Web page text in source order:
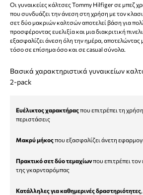
Οι γυναικείες κάλτσες Tommy Hilfiger σε μπεζ
που συνδυάζει την άνεση στη χρήση με τον
σετ δύο μακριών καλτσών αποτελεί βάση για
προσφέροντας ευελιξία και μια διακριτική
εξασφαλίζει άνεση όλη την ημέρα, αποτελώντας
τόσο σε επίσημα όσο και σε casual σύνολα.
Βασικά χαρακτηριστικά γυναικείων
2-pack
Ευέλικτος χαρακτήραςπου επιτρέπει τη
περιστάσεις
Μακρύ μήκοςπου εξασφαλίζει άνετη
Πρακτικό σετ δύο τεμαχίωνπου επιτρέπει
της γκαρνταρόμπας
Κατάλληλες για καθημερινές δραστηριότητες